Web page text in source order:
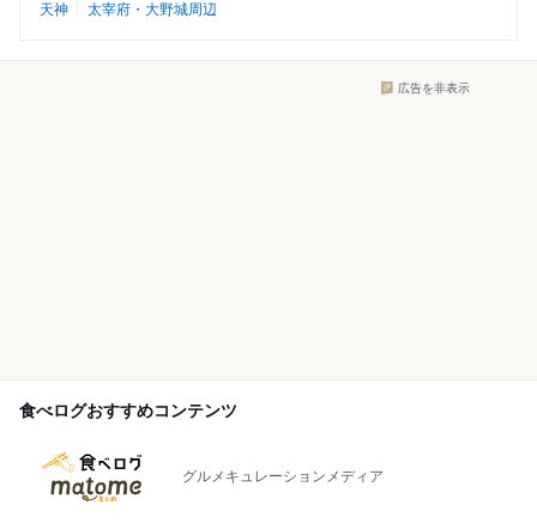
天神
太宰府・大野城周辺
広告を非表示
食べログおすすめコンテンツ
グルメキュレーションメディア